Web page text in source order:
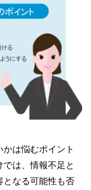
は悩むポイント
は、情報不足と
となる可能性も否